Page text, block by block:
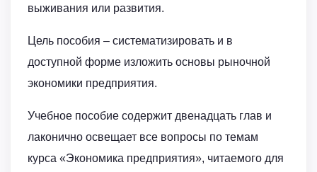
выживания или развития.
Цель пособия – систематизировать и в
доступной форме изложить основы рыночной
экономики предприятия.
Учебное пособие содержит двенадцать глав и
лаконично освещает все вопросы по темам
курса «Экономика предприятия», читаемого для